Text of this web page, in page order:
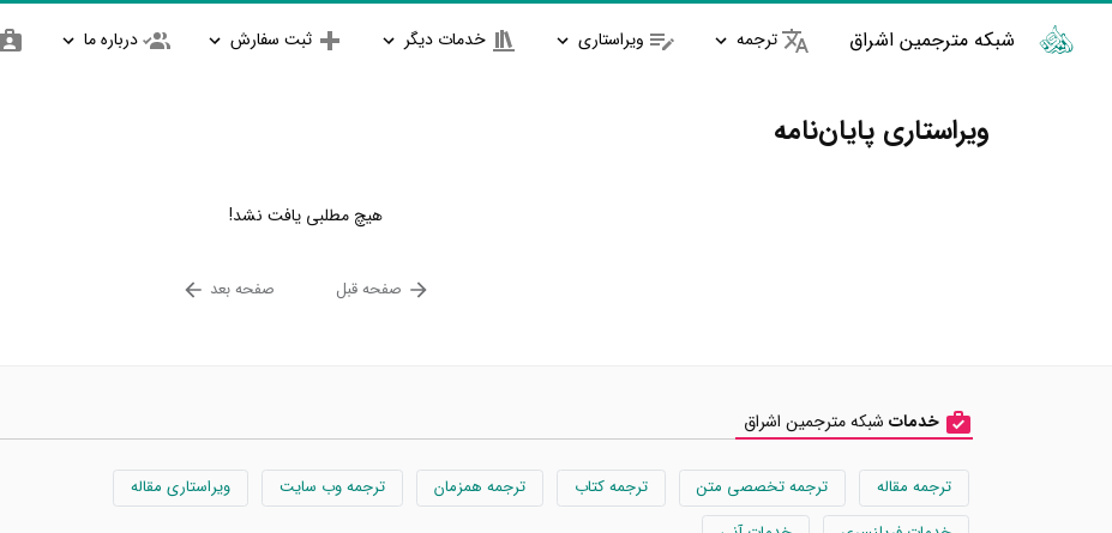
شبکه مترجمین اشراق ترجمه ویراستاری خدمات دیگر ثبت سفارش درباره ما
ویراستاری پایان‌نامه
هیچ مطلبی یافت نشد!
صفحه قبل صفحه بعد
خدمات شبکه مترجمین اشراق
ترجمه مقاله ترجمه تخصصی متن ترجمه کتاب ترجمه همزمان ترجمه وب سایت
ویراستاری مقاله